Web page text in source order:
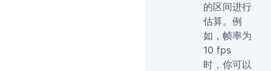
的区间进行
估算。例
如，帧率为
10 fps
时，你可以